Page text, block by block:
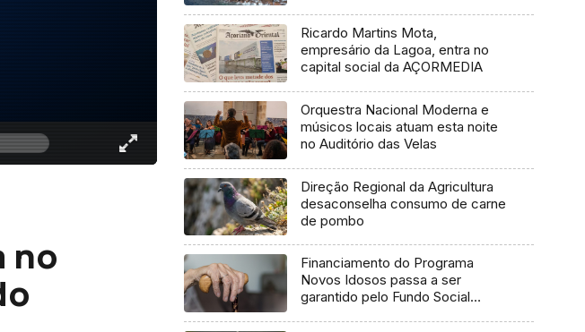
no
Ricardo Martins Mota,
empresário da Lagoa, entra no
capital social da AÇORMEDIA
Orquestra Nacional Moderna e
músicos locais atuam esta noite
no Auditório das Velas
Direção Regional da Agricultura
desaconselha consumo de carne
de pombo
Financiamento do Programa
Novos Idosos passa a ser
garantido pelo Fundo Social